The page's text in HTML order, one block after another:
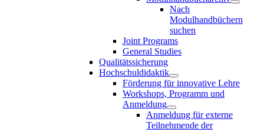
Nach
Modulhandbüchern
suchen
Joint Programs
General Studies
Qualitätssicherung
Hochschuldidaktik
Förderung für innovative Lehre
Workshops, Programm und
Anmeldung
Anmeldung für externe
Teilnehmende der